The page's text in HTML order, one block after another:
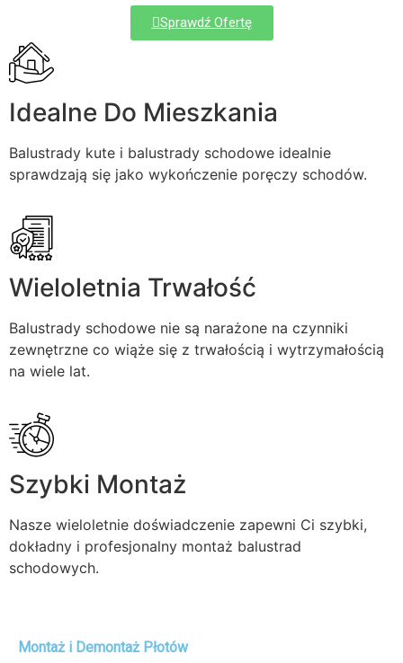
Sprawdź Ofertę
Idealne Do Mieszkania
Balustrady kute i balustrady schodowe idealnie
sprawdzają się jako wykończenie poręczy schodów.
Wieloletnia Trwałość
Balustrady schodowe nie są narażone na czynniki
zewnętrzne co wiąże się z trwałością i wytrzymałością
na wiele lat.
Szybki Montaż
Nasze wieloletnie doświadczenie zapewni Ci szybki,
dokładny i profesjonalny montaż balustrad
schodowych.
Montaż i Demontaż Płotów